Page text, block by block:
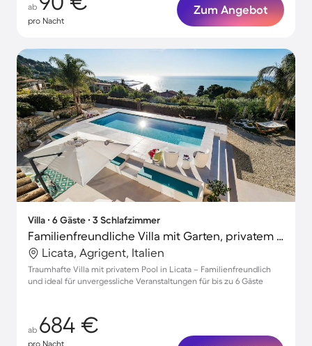
ab
pro Nacht
Zum Angebot
Villa ∙ 6 Gäste ∙ 3 Schlafzimmer
Familienfreundliche Villa mit Garten, privatem Pool und Grill | Nah am Strand
Licata, Agrigent, Italien
Traumhafte Villa mit privatem Pool in Licata – Familienfreundlich
und ideal für unvergessliche Veranstaltungen für bis zu 6 Gäste
ab 684 €
pro Nacht